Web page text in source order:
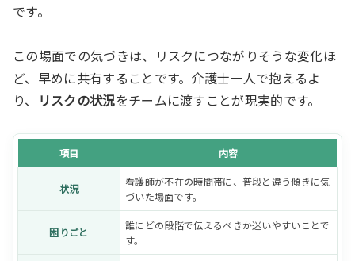
です。
この場面での気づきは、リスクにつながりそうな変化ほ
ど、早めに共有することです。介護士一人で抱えるよ
り、
リスクの状況をチームに渡すことが現実的です。
項目 内容
状況
看護師が不在の時間帯に、普段と違う傾きに気
づいた場面です。
困りごと
誰にどの段階で伝えるべきか迷いやすいことで
す。